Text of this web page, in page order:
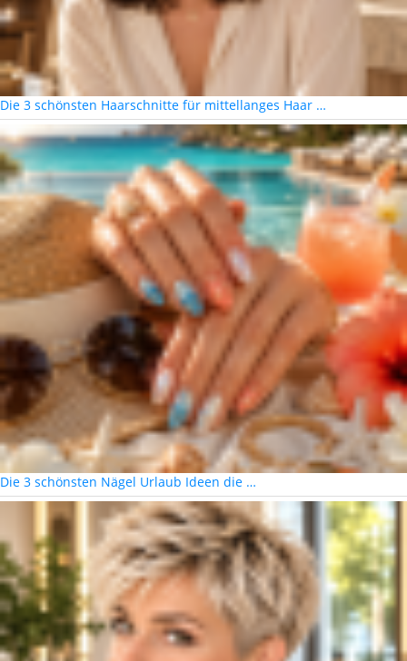
Die 3 schönsten Haarschnitte für mittellanges Haar …
Die 3 schönsten Nägel Urlaub Ideen die …